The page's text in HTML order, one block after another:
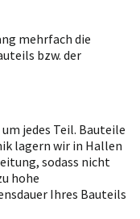
mehrfach die
bzw. der
jedes Teil. Bauteile
lagern wir in Hallen
sodass nicht
hohe
Ihres Bauteils